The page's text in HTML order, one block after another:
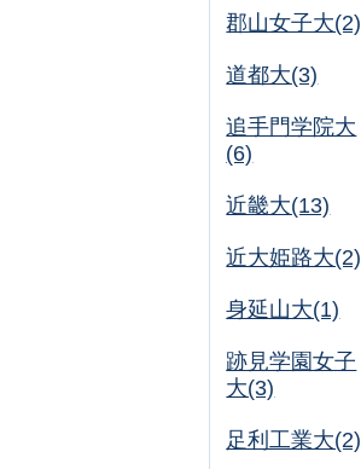
郡山女子大(2)
道都大(3)
追手門学院大
(6)
近畿大(13)
近大姫路大(2)
身延山大(1)
跡見学園女子
大(3)
足利工業大(2)